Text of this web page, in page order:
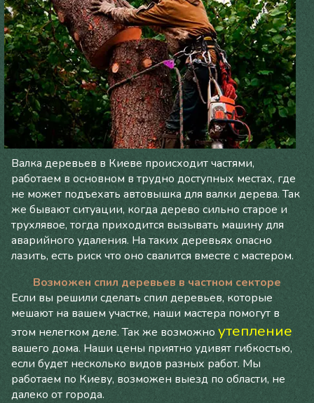
Валка деревьев в Киеве происходит частями,
работаем в основном в трудно доступных местах, где
не может подъехать автовышка для валки дерева. Так
же бывают ситуации, когда дерево сильно старое и
трухлявое, тогда приходится вызывать машину для
аварийного удаления. На таких деревьях опасно
лазить, есть риск что оно свалится вместе с мастером.
Возможен спил деревьев в частном секторе
Если вы решили сделать спил деревьев, которые
мешают на вашем участке, наши мастера помогут в
этом нелегком деле. Так же возможно утепление
вашего дома. Наши цены приятно удивят гибкостью,
если будет несколько видов разных работ. Мы
работаем по Киеву, возможен выезд по области, не
далеко от города.